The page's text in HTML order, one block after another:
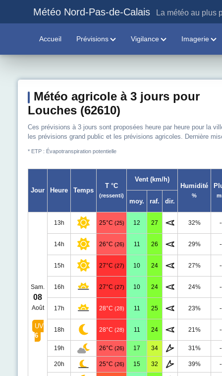
Météo Nord-Pas-de-Calais La météo au plus
Accueil Prévisions Vigilance Imagerie
Météo agricole à 3 jours pour
Louches (62610)
Ces prévisions à 3 jours sont proposées heure par heure pour la
les prévisions grand public et les prévisions agricoles. Dernière
* ETP : Évapotranspiration potentielle
Jour Heure Temps
T °C
(ressenti)
Vent (km/h)
Humidité
%
moy. raf. dir.
Sam.
08
Août
UV
6
13h 25°C (25) 12 27 32%
14h 26°C (26) 11 26 29%
15h 27°C (27) 10 24 27%
16h 27°C (27) 10 24 24%
17h 28°C (28) 11 25 23%
18h 28°C (28) 11 24 21%
19h 26°C (26) 17 34 31%
20h 25°C (26) 15 32 39%